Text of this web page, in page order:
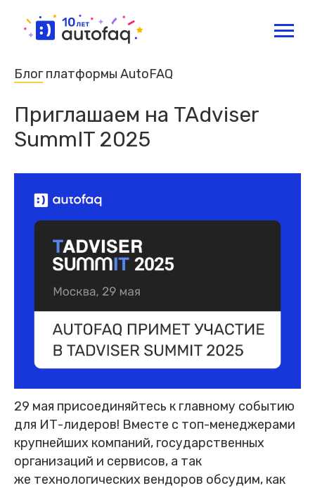
Блогплатформы AutoFAQ
Приглашаем на TAdviser
SummIT 2025
29 мая присоединяйтесь к главному событию
для ИТ-лидеров! Вместе с топ-менеджерами
крупнейших компаний, государственных
организаций и сервисов, а так
же технологических вендоров обсудим, как